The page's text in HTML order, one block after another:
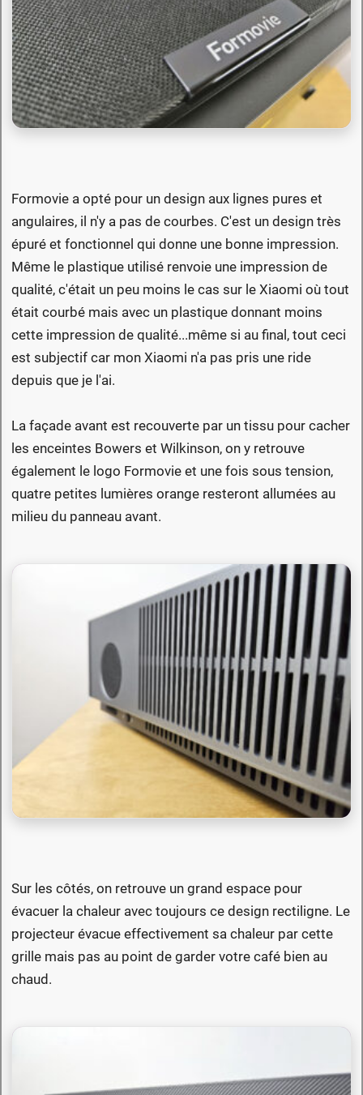
Formovie a opté pour un design aux lignes pures et
angulaires, il n'y a pas de courbes. C'est un design très
épuré et fonctionnel qui donne une bonne impression.
Même le plastique utilisé renvoie une impression de
qualité, c'était un peu moins le cas sur le Xiaomi où tout
était courbé mais avec un plastique donnant moins
cette impression de qualité...même si au final, tout ceci
est subjectif car mon Xiaomi n'a pas pris une ride
depuis que je l'ai.
La façade avant est recouverte par un tissu pour cacher
les enceintes Bowers et Wilkinson, on y retrouve
également le logo Formovie et une fois sous tension,
quatre petites lumières orange resteront allumées au
milieu du panneau avant.
Sur les côtés, on retrouve un grand espace pour
évacuer la chaleur avec toujours ce design rectiligne. Le
projecteur évacue effectivement sa chaleur par cette
grille mais pas au point de garder votre café bien au
chaud.